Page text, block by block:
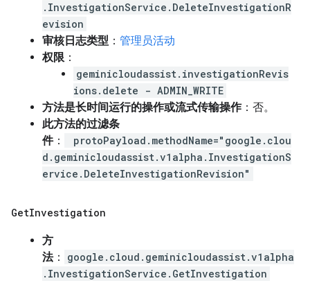
.InvestigationService.DeleteInvestigationR
evision
审核日志类型 ： 管理员活动
权限 ：
geminicloudassist.investigationRevis
ions.delete - ADMIN_WRITE
方法是长时间运行的操作或流式传输操作：否。
此方法的过滤条
件：
protoPayload.methodName="google.clou
d.geminicloudassist.v1alpha.InvestigationS
ervice.DeleteInvestigationRevision"
GetInvestigation
方
法：
google.cloud.geminicloudassist.v1alpha
.InvestigationService.GetInvestigation